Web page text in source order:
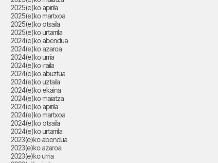
2025(e)ko apirila
2025(e)ko martxoa
2025(e)ko otsaila
2025(e)ko urtarrila
2024(e)ko abendua
2024(e)ko azaroa
2024(e)ko urria
2024(e)ko iraila
2024(e)ko abuztua
2024(e)ko uztaila
2024(e)ko ekaina
2024(e)ko maiatza
2024(e)ko apirila
2024(e)ko martxoa
2024(e)ko otsaila
2024(e)ko urtarrila
2023(e)ko abendua
2023(e)ko azaroa
2023(e)ko urria